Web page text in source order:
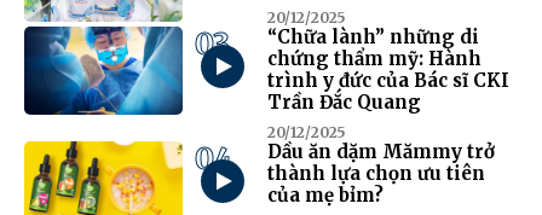
20/12/2025
03
“Chữa lành” những di
chứng thẩm mỹ: Hành
trình y đức của Bác sĩ CKI
Trần Đắc Quang
20/12/2025
04
Dầu ăn dặm Mămmy trở
thành lựa chọn ưu tiên
của mẹ bỉm?